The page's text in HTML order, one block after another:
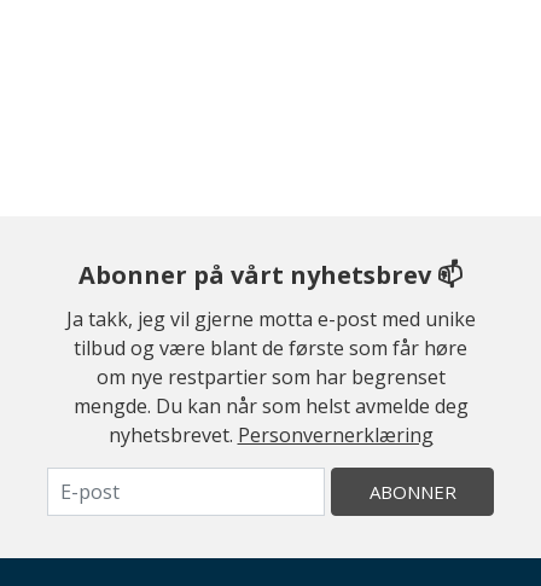
Abonner på vårt nyhetsbrev 📫
Ja takk, jeg vil gjerne motta e-post med unike
tilbud og være blant de første som får høre
om nye restpartier som har begrenset
mengde. Du kan når som helst avmelde deg
nyhetsbrevet. Personvernerklæring
ABONNER